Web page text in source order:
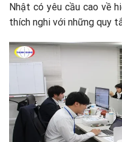
Nhật có yêu cầu cao về
thích nghi với những quy